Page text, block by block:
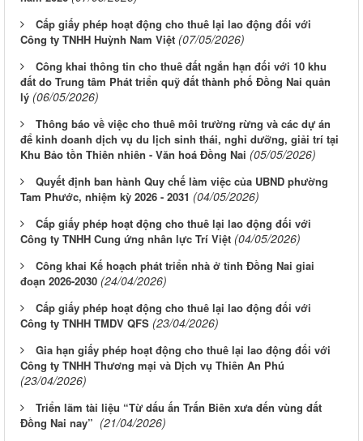
Cấp giấy phép hoạt động cho thuê lại lao động đối với
Công ty TNHH Huỳnh Nam Việt (07/05/2026)
Công khai thông tin cho thuê đất ngắn hạn đối với 10 khu
đất do Trung tâm Phát triển quỹ đất thành phố Đồng Nai quản
lý (06/05/2026)
Thông báo về việc cho thuê môi trường rừng và các dự án
để kinh doanh dịch vụ du lịch sinh thái, nghỉ dưỡng, giải trí tại
Khu Bảo tồn Thiên nhiên - Văn hoá Đồng Nai (05/05/2026)
Quyết định ban hành Quy chế làm việc của UBND phường
Tam Phước, nhiệm kỳ 2026 - 2031 (04/05/2026)
Cấp giấy phép hoạt động cho thuê lại lao động đối với
Công ty TNHH Cung ứng nhân lực Trí Việt (04/05/2026)
Công khai Kế hoạch phát triển nhà ở tỉnh Đồng Nai giai
đoạn 2026-2030 (24/04/2026)
Cấp giấy phép hoạt động cho thuê lại lao động đối với
Công ty TNHH TMDV QFS (23/04/2026)
Gia hạn giấy phép hoạt động cho thuê lại lao động đối với
Công ty TNHH Thương mại và Dịch vụ Thiên An Phú
(23/04/2026)
Triển lãm tài liệu “Từ dấu ấn Trấn Biên xưa đến vùng đất
Đồng Nai nay” (21/04/2026)